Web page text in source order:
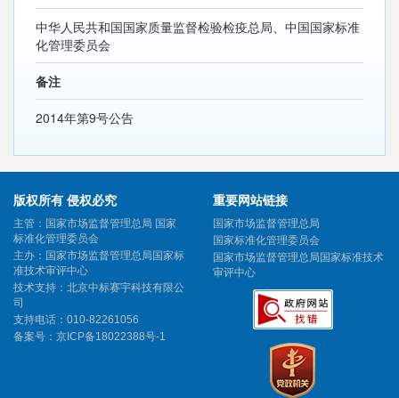
中华人民共和国国家质量监督检验检疫总局、中国国家标准
化管理委员会
备注
2014年第9号公告
版权所有 侵权必究
主管：国家市场监督管理总局 国家
标准化管理委员会
主办：国家市场监督管理总局国家标
准技术审评中心
技术支持：北京中标赛宇科技有限公
司
支持电话：010-82261056
备案号： 京ICP备18022388号-1
重要网站链接
国家市场监督管理总局
国家标准化管理委员会
国家市场监督管理总局国家标准技术
审评中心